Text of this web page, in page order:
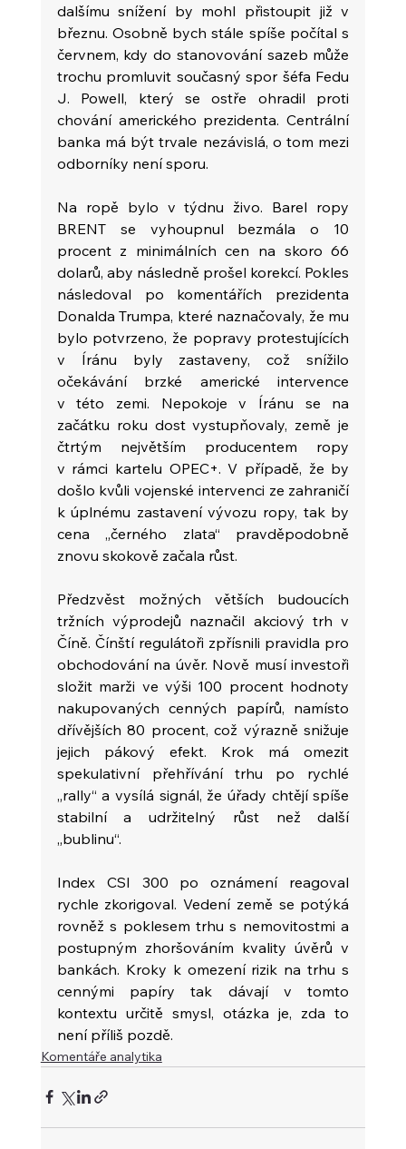
dalšímu snížení by mohl přistoupit již v
březnu. Osobně bych stále spíše počítal s
červnem, kdy do stanovování sazeb může
trochu promluvit současný spor šéfa Fedu
J. Powell, který se ostře ohradil proti
chování amerického prezidenta. Centrální
banka má být trvale nezávislá, o tom mezi
odborníky není sporu.
Na ropě bylo v týdnu živo. Barel ropy
BRENT se vyhoupnul bezmála o 10
procent z minimálních cen na skoro 66
dolarů, aby následně prošel korekcí. Pokles
následoval po komentářích prezidenta
Donalda Trumpa, které naznačovaly, že mu
bylo potvrzeno, že popravy protestujících
v Íránu byly zastaveny, což snížilo
očekávání brzké americké intervence
v této zemi. Nepokoje v Íránu se na
začátku roku dost vystupňovaly, země je
čtrtým největším producentem ropy
v rámci kartelu OPEC+. V případě, že by
došlo kvůli vojenské intervenci ze zahraničí
k úplnému zastavení vývozu ropy, tak by
cena „černého zlata“ pravděpodobně
znovu skokově začala růst.
Předzvěst možných větších budoucích
tržních výprodejů naznačil akciový trh v
Číně. Čínští regulátoři zpřísnili pravidla pro
obchodování na úvěr. Nově musí investoři
složit marži ve výši 100 procent hodnoty
nakupovaných cenných papírů, namísto
dřívějších 80 procent, což výrazně snižuje
jejich pákový efekt. Krok má omezit
spekulativní přehřívání trhu po rychlé
„rally“ a vysílá signál, že úřady chtějí spíše
stabilní a udržitelný růst než další
„bublinu“.
Index CSI 300 po oznámení reagoval
rychle zkorigoval. Vedení země se potýká
rovněž s poklesem trhu s nemovitostmi a
postupným zhoršováním kvality úvěrů v
bankách. Kroky k omezení rizik na trhu s
cennými papíry tak dávají v tomto
kontextu určitě smysl, otázka je, zda to
není příliš pozdě.
Komentáře analytika